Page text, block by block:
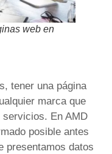
web en
tener una página
marca que
En AMD
posible antes
presentamos datos